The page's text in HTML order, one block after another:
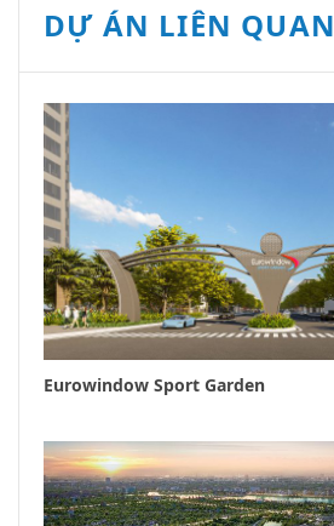
DỰ ÁN LIÊN QUAN
Eurowindow Sport Garden